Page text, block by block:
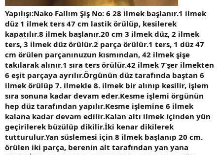
Yapılışı:Nako Fallım Şiş No: 6 28 ilmek başlanır.1 ilmek
düz 1 ilmek ters 47 cm lastik örülüp, kesilerek
kapatılır.8 ilmek başlanır.20 cm 3 ilmek düz, 2 ilmek
ters, 3 ilmek düz örülür.2 parça örülür.1 ters, 1 düz 47
cm örülen parçanınuzun kısmından, 42 ilmek şişe
takılarak alınır.1 sıra ters örülür.42 ilmek 7’şer ilmekten
6 eşit parçaya ayrılır.Örgünün düz tarafında baştan 6
ilmek örülüp 7. ilmekle 8. ilmek bir alınıp kesilir, işlem
sıra sonuna kadar devam eder.Kesme işlemi örgünün
hep düz tarafından yapılır.Kesme işlemine 6 ilmek
kalana kadar devam edilir.Kalan altı ilmek içinden yün
geçirilerek büzülüp dikilir.İki kenar dikilerek
tutturulur.Yan süslemesi için 8 ilmek başlanıp 20 cm.
örülen iki parça, berenin alt tarafından yan yana